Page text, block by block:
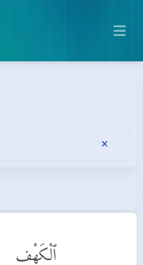
ٱلْكَهْف